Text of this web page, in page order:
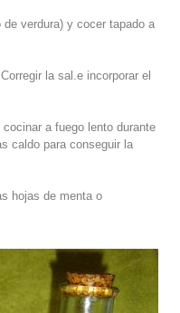
verdura) y cocer tapado a
la sal.e incorporar el
a fuego lento durante
caldo para conseguir la
hojas de menta o